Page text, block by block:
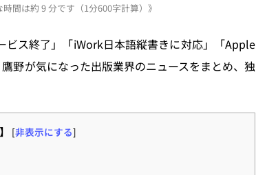
間は約 9 分です（1分600字計算）》
ス終了」「iWork日本語縦書きに対応」「Apple
野が気になった出版業界のニュースをまとめ、独
[非表示にする]